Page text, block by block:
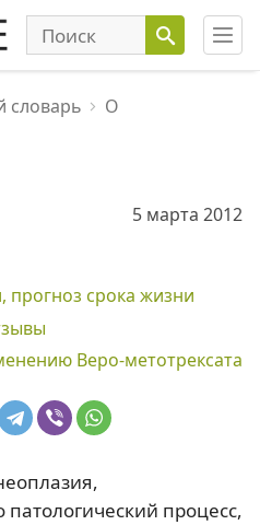
словарь О
5 марта 2012
прогноз срока жизни
Веро-метотрексата
патологический процесс,